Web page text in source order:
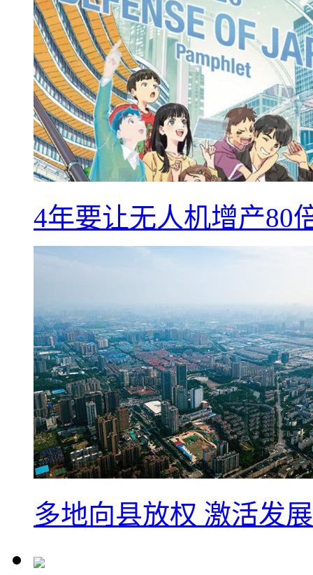
4年要让无人机增产80
多地向县放权 激活发